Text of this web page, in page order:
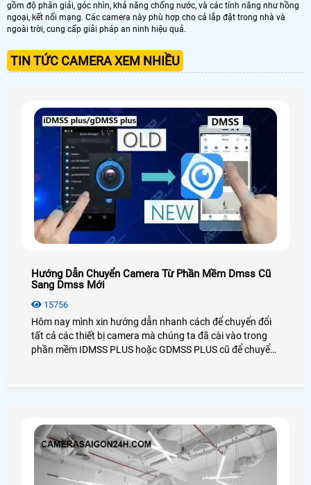
gồm độ phân giải, góc nhìn, khả năng chống nước, và các tính năng như hồng
ngoại, kết nối mạng. Các camera này phù hợp cho cả lắp đặt trong nhà và
ngoài trời, cung cấp giải pháp an ninh hiệu quả.
TIN TỨC CAMERA XEM NHIỀU
Hướng Dẫn Chuyển Camera Từ Phần Mềm Dmss Cũ
Sang Dmss Mới
15756
Hôm nay mình xin hướng dẫn nhanh cách để chuyển đổi
tất cả các thiết bị camera mà chúng ta đã cài vào trong
phần mềm IDMSS PLUS hoặc GDMSS PLUS cũ để chuyển